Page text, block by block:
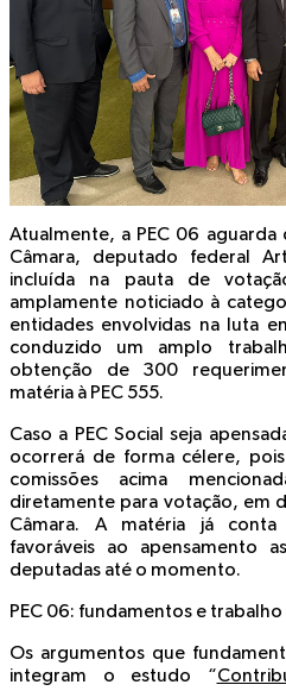
Atualmente, a PEC 06
Câmara, deputado federal
incluída na pauta de
amplamente noticiado à
entidades envolvidas na luta
conduzido um amplo
obtenção de 300
matéria à PEC 555.
Caso a PEC Social seja
ocorrerá de forma célere,
comissões acima
diretamente para votação, em
Câmara. A matéria já
favoráveis ao apensamento
deputadas até o momento.
PEC 06: fundamentos e
Os argumentos que
integram o estudo “